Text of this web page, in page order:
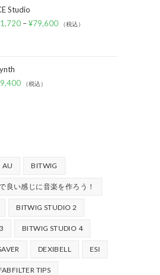
Studio
–¥79,600 （税込）
（税込）
AU BITWIG
良い感じに音楽を作ろう！
BITWIG STUDIO 2
BITWIG STUDIO 4
DEXIBELL ESI
TIPS